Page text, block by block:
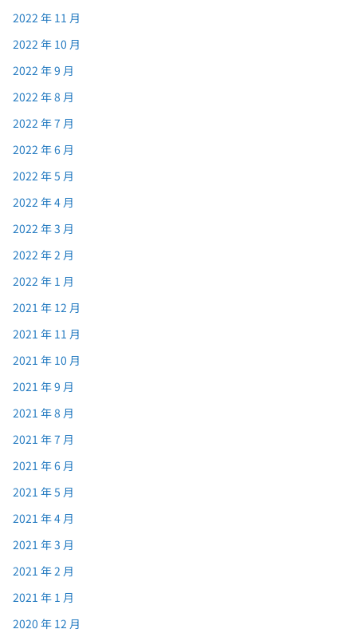
2022 年 11 月
2022 年 10 月
2022 年 9 月
2022 年 8 月
2022 年 7 月
2022 年 6 月
2022 年 5 月
2022 年 4 月
2022 年 3 月
2022 年 2 月
2022 年 1 月
2021 年 12 月
2021 年 11 月
2021 年 10 月
2021 年 9 月
2021 年 8 月
2021 年 7 月
2021 年 6 月
2021 年 5 月
2021 年 4 月
2021 年 3 月
2021 年 2 月
2021 年 1 月
2020 年 12 月